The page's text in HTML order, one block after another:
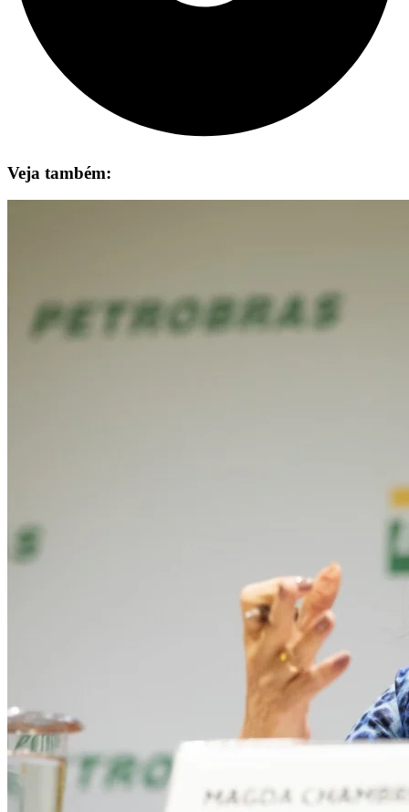
Veja também: